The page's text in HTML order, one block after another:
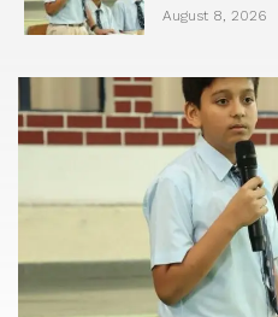
August 8, 2026